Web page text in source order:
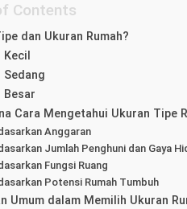
Contents
dan Ukuran Rumah?
Kecil
Sedang
Besar
Cara Mengetahui Ukuran Tipe
Anggaran
Jumlah Penghuni dan Gaya
Fungsi Ruang
Potensi Rumah Tumbuh
Umum dalam Memilih Ukuran